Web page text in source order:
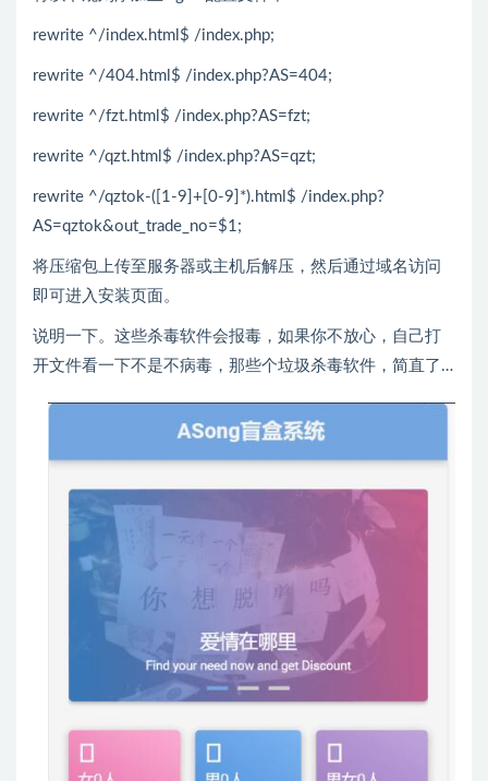
rewrite ^/index.html$ /index.php;
rewrite ^/404.html$ /index.php?AS=404;
rewrite ^/fzt.html$ /index.php?AS=fzt;
rewrite ^/qzt.html$ /index.php?AS=qzt;
rewrite ^/qztok-([1-9]+[0-9]*).html$ /index.php?
AS=qztok&out_trade_no=$1;
将压缩包上传至服务器或主机后解压，然后通过域名访问
即可进入安装页面。
说明一下。这些杀毒软件会报毒，如果你不放心，自己打
开文件看一下不是不病毒，那些个垃圾杀毒软件，简直了…